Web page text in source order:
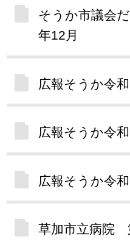
そうか市議会
年12月
広報そうか令
広報そうか令
広報そうか令
草加市立病院